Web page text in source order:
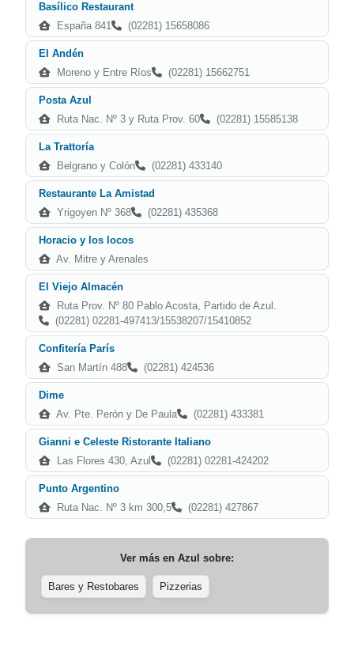
Basílico Restaurant
España 841
(02281) 15658086
El Andén
Moreno y Entre Ríos
(02281) 15662751
Posta Azul
Ruta Nac. Nº 3 y Ruta Prov. 60
(02281) 15585138
La Trattoría
Belgrano y Colón
(02281) 433140
Restaurante La Amistad
Yrigoyen Nº 368
(02281) 435368
Horacio y los locos
Av. Mitre y Arenales
El Viejo Almacén
Ruta Prov. Nº 80 Pablo Acosta, Partido de Azul.
(02281) 02281-497413/15538207/15410852
Confitería París
San Martín 488
(02281) 424536
Dime
Av. Pte. Perón y De Paula
(02281) 433381
Gianni e Celeste Ristorante Italiano
Las Flores 430, Azul
(02281) 02281-424202
Punto Argentino
Ruta Nac. Nº 3 km 300,5
(02281) 427867
Ver más en Azul sobre:
Bares y Restobares Pizzerias